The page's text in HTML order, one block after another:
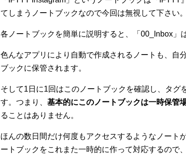
てしまうノートブックなので今回は無視して下さい。
各ノートブックを簡単に説明すると、「00_Inbox」
色んなアプリにより自動で作成されるノートも、自
ブックに保管されます。
そして1日に1回はこのノートブックを確認し、タグ
す。つまり、 基本的にこのノートブックは一時保管
ることはありません。
ほんの数日間だけ何度もアクセスするようなノート
ートブックをこれまた一時的に作って対応するので